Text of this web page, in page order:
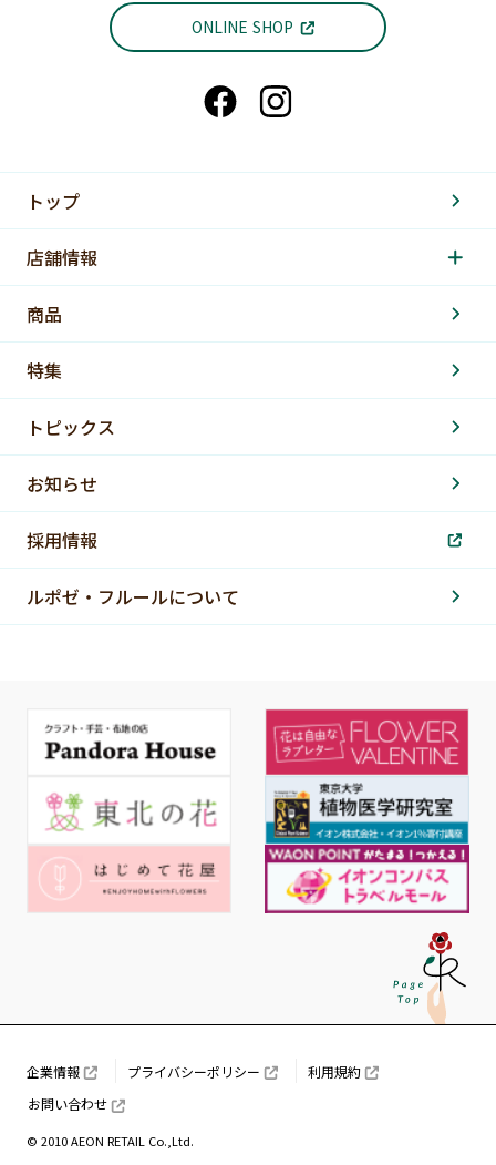
ONLINE SHOP
トップ
店舗情報
商品
特集
トピックス
お知らせ
採用情報
ルポゼ・フルールについて
企業情報 プライバシーポリシー
利用規約
お問い合わせ
© 2010 AEON RETAIL Co.,Ltd.